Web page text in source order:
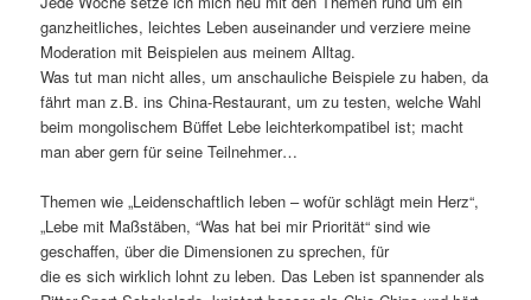
ganzheitliches, leichtes Leben auseinander und verziere meine
Moderation mit Beispielen aus meinem Alltag.
Was tut man nicht alles, um anschauliche Beispiele zu haben, da
fährt man z.B. ins China-Restaurant, um zu testen, welche Wahl
beim mongolischem Büffet Lebe leichterkompatibel ist; macht
man aber gern für seine Teilnehmer…
Themen wie „Leidenschaftlich leben – wofür schlägt mein Herz“,
„Lebe mit Maßstäben, “Was hat bei mir Priorität“ sind wie
geschaffen, über die Dimensionen zu sprechen, für
die es sich wirklich lohnt zu leben. Das Leben ist spannender als